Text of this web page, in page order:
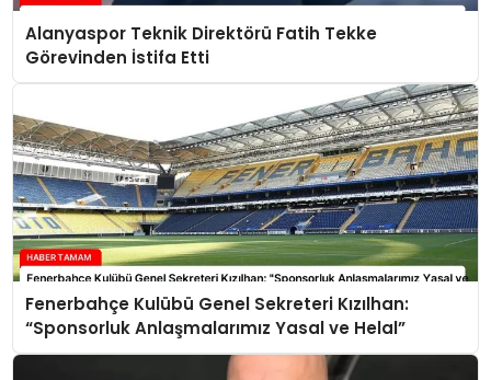
Alanyaspor Teknik Direktörü Fatih Tekke
Görevinden İstifa Etti
Fenerbahçe Kulübü Genel Sekreteri Kızılhan:
“Sponsorluk Anlaşmalarımız Yasal ve Helal”